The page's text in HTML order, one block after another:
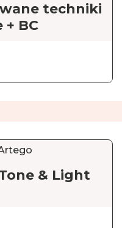
techniki
BC
& Light